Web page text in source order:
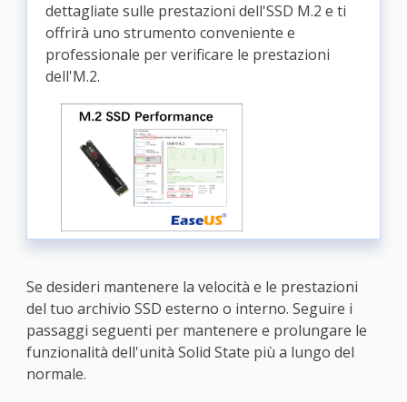
dettagliate sulle prestazioni dell'SSD M.2 e ti
offrirà uno strumento conveniente e
professionale per verificare le prestazioni
dell'M.2.
Se desideri mantenere la velocità e le prestazioni
del tuo archivio SSD esterno o interno. Seguire i
passaggi seguenti per mantenere e prolungare le
funzionalità dell'unità Solid State più a lungo del
normale.